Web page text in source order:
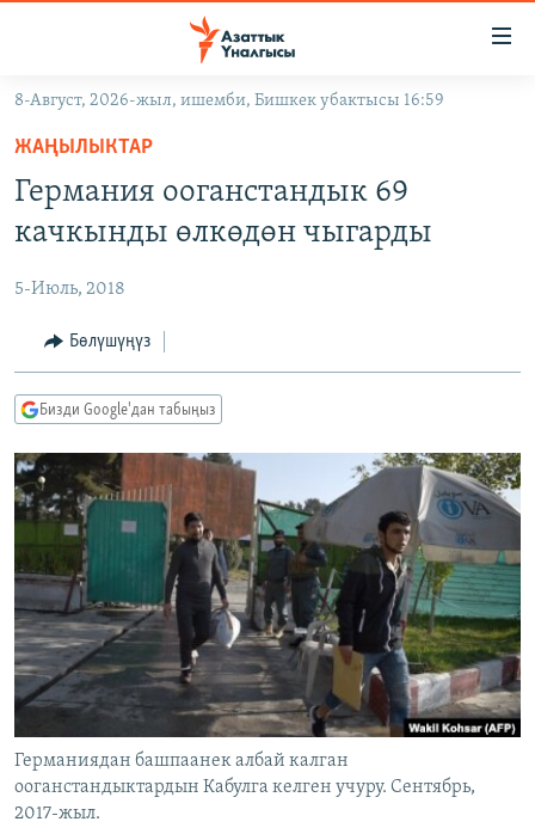
Навигацияга
өтүңүз
Издөөгө
салыңызКЫРГЫЗСТАН
ЭКОНОМИКА
МАДАНИЯТ
ДҮЙНӨ
БОРБОР АЗИЯ
АТАЙЫН ИЛИКТӨӨ
ТВ ПРОГРАММАЛАР
ЭКСПЕРТТЕР ТАЛДАЙТ
БИЗ ЖАНА ДҮЙНӨ
ДАНИСТЕ
ЭЖЕ-СИҢДИЛЕР
АЗАТТЫК+
ЫҢГАЙСЫЗ СУРООЛОР
ӨЗГӨЧӨ ПИКИР
Русский
ОНЛАЙН ШЕРИНЕ
ЭЕ/АРнун бардык сайттары
8-Август, 2026-жыл, ишемби, Бишкек убактысы 16:59
ЖАҢЫЛЫКТАР
Германия ооганстандык 69
качкынды өлкөдөн чыгарды
5-Июль, 2018
Бөлүшүңүз
Бизди Google'дан табыңыз
Германиядан башпаанек албай калган
ооганстандыктардын Кабулга келген учуру. Сентябрь,
2017-жыл.